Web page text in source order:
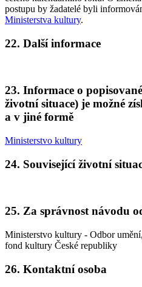
postupu by žadatelé byli
Ministerstva kultury.
22. Další informace
23. Informace o
životní situace) je možné
a v jiné formě
Ministerstvo kultury
24. Související životní
25. Za správnost návodu
Ministerstvo kultury - Odbor
fond kultury České republiky
26. Kontaktní osoba